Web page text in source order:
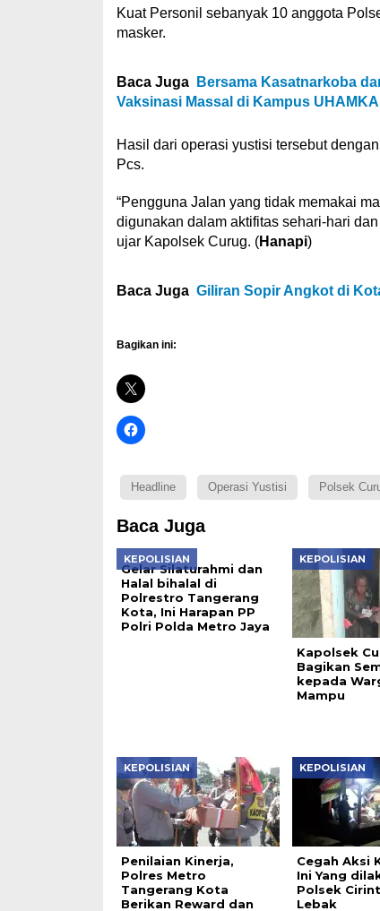
Kuat Personil sebanyak 10 anggota
masker.
Baca Juga
Bersama Kasatnarkoba
Vaksinasi Massal di Kampus UHAMKA
Hasil dari operasi yustisi tersebut
Pcs.
“Pengguna Jalan yang tidak memakai
digunakan dalam aktifitas sehari-hari
ujar Kapolsek Curug. (Hanapi)
Baca Juga Giliran Sopir Angkot di
Bagikan ini:
Headline Operasi Yustisi Polsek
Baca Juga
KEPOLISIAN
Gelar Silaturahmi dan
Halal bihalal di
Polrestro Tangerang
Kota, Ini Harapan PP
Polri Polda Metro Jaya
KEPOLISIAN
Kapolsek
Bagikan
kepada
Mampu
KEPOLISIAN
Penilaian Kinerja,
Polres Metro
Tangerang Kota
Berikan Reward dan
KEPOLISIAN
Cegah Aksi
Ini Yang
Polsek
Lebak